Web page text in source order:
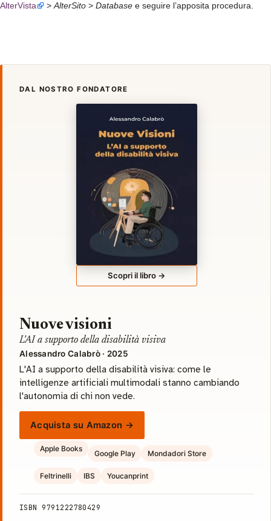
AlterVista > AlterSito > Database e seguire l’apposita procedura.
DAL NOSTRO FONDATORE
Scopri il libro →
Nuove visioni
L'AI a supporto della disabilità visiva
Alessandro Calabrò · 2025
L'AI a supporto della disabilità visiva: come le
intelligenze artificiali multimodali stanno cambiando
l'autonomia di chi non vede.
Acquista su Amazon →
Apple Books
Google Play Mondadori Store
Feltrinelli IBS Youcanprint
ISBN 9791222780429